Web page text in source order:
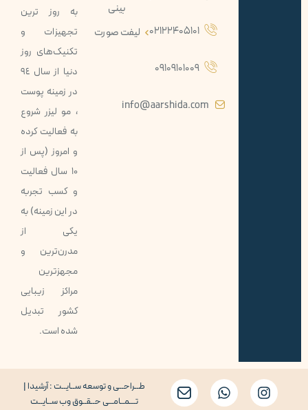
لیفت صورت
به روز ترين
تجهيزات و
تکنيک‌های روز
دنيا از سال ٩٤
در زمينه پوست
، مو ليزر شروع
به فعاليت كرده
و امروز (پس از
10 سال فعاليت
و کسب تجربه
در اين زمينه) به
يكی از
مدرن‌ترین و
مجهزترين
مراكز زيبايی
كشور تبديل
شده است.
02122405101
09109101009
info@aarshida.com
طــراحــی و توسعه ســایــت : آرشیدا |
تـــمــامــی حــقــوق وب ســایــت